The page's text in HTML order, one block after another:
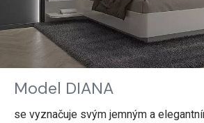
Model DIANA
se vyznačuje svým jemným a